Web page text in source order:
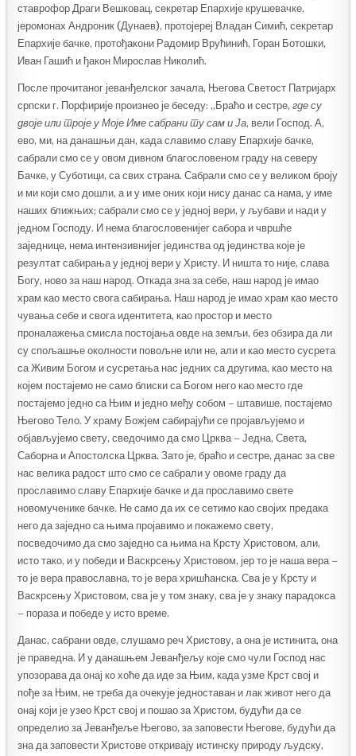
ставрофор Драги Вешковац, секретар Епархије крушевачке,
јеромонах Андроник (Дунаев), протојереј Владан Симић, секретар
Епархије бачке, протођакони Радомир Врућинић, Горан Ботошки,
Иван Гашић и ђакон Мирослав Николић.
После прочитаног јеванђелског зачала, Његова Светост Патријарх
српски г. Порфирије произнео је беседу: „Браћо и сестре,где су
двоје или троје у Моје Име сабрани ту сам и Ја, вели Господ. А,
ево, ми, на данашњи дан, када славимо славу Епархије бачке,
сабрали смо се у овом дивном благословеном граду на северу
Бачке, у Суботици, са свих страна. Сабрали смо се у великом броју
и ми који смо дошли, а и у име оних који нису данас са нама, у име
наших ближњих; сабрали смо се у једној вери, у љубави и нади у
једном Господу. И нема благословенијег сабора и чвршће
заједнице, нема интензивнијег јединства од јединства које је
резултат сабирања у једној вери у Христу. И ништа то није, слава
Богу, ново за наш народ. Откада зна за себе, наш народ је имао
храм као место свога сабирања. Наш народ је имао храм као место
чувања себе и свога идентитета, као простор и место
проналажења смисла постојања овде на земљи, без обзира да ли
су спољашње околности повољне или не, али и као место сусрета
са Живим Богом и сусретања нас једних са другима, као место на
којем постајемо не само блиски са Богом него као место где
постајемо једно са Њим и једно међу собом – штавише, постајемо
Његово Тело. У храму Божјем сабирајући се пројављујемо и
објављујемо свету, сведочимо да смо Црква – Једна, Света,
Саборна и Апостолска Црква. Зато је, браћо и сестре, данас за све
нас велика радост што смо се сабрали у овоме граду да
прославимо славу Епархије бачке и да прославимо свете
новомученике бачке. Не само да их се сетимо као својих предака
него да заједно са њима пројавимо и покажемо свету,
посведочимо да смо заједно са њима на Крсту Христовом, али,
исто тако, и у победи и Васкрсењу Христовом, јер то је наша вера –
то је вера православна, то је вера хришћанска. Сва је у Крсту и
Васкрсењу Христовом, сва је у том знаку, сва је у знаку парадокса
– пораза и победе у исто време.
Данас, сабрани овде, слушамо реч Христову, а она је истинита, она
је праведна. И у данашњем Јеванђељу које смо чули Господ нас
упозорава да онај ко хоће да иде за Њим, када узме Крст свој и
пође за Њим, не треба да очекује једноставан и лак живот него да
онај који је узео Крст свој и пошао за Христом, будући да се
определио за Јеванђеље Његово, за заповести Његове, будући да
зна да заповести Христове откривају истинску природу људску,